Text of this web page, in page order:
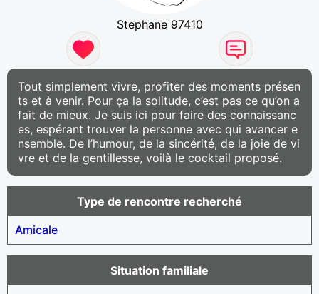
Stephane 97410
Tout simplement vivre, profiter des moments présen
ts et à venir. Pour ça la solitude, c’est pas ce qu’on a
fait de mieux. Je suis ici pour faire des connaissanc
es, espérant trouver la personne avec qui avancer e
nsemble. De l’humour, de la sincérité, de la joie de vi
vre et de la gentillesse, voilà le cocktail proposé.
Type de rencontre recherché
Amicale
Situation familiale